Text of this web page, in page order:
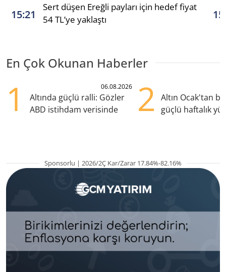
15:21
Sert düşen Ereğli payları için hedef fiyat
54 TL’ye yaklaştı
En Çok Okunan Haberler
1 06.08.2026
Altında güçlü ralli: Gözler
ABD istihdam verisinde
2
Altın Ocak'tan
güçlü haftalık
Sponsorlu | 2026/2Ç Kar/Zarar 17.84%-82.16%